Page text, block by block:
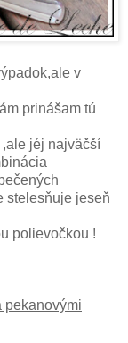
v
prinášam tú
jéj najväčší
stelesňuje jeseň
polievočkou !
pekanovými